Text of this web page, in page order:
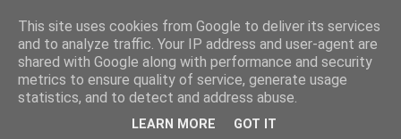
This site uses cookies from Google to deliver its services
and to analyze traffic. Your IP address and user-agent are
shared with Google along with performance and security
metrics to ensure quality of service, generate usage
statistics, and to detect and address abuse.
LEARN MORE GOT IT